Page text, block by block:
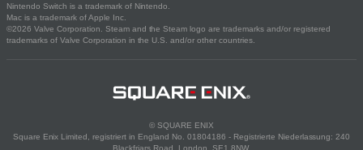
Nintendo Switch is a trademark of Nintendo.
Mac is a trademark of Apple Inc.
©2026 Valve Corporation. Steam and the Steam logo are trademarks and/or registered
trademarks of Valve Corporation in the U.S. and/or other countries.
© SQUARE ENIX
Square Enix Limited, registriert in England No. 01804186 - Registrierte Niederlassung: 240
Blackfriars Road, London, SE1 8NW.